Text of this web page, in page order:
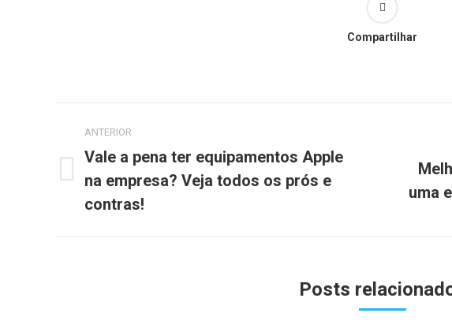
Compartilhar
de
post:
ANTERIOR
Post
anterior:
Vale a pena ter equipamentos Apple
na empresa? Veja todos os prós e
contras!
Próximo
post:
uma
Posts